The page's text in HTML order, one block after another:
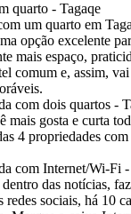
quarto - Tagaqe
um quarto em
opção excelente
mais espaço,
comum e, assim,
com dois quartos -
mais gosta e curta
4 propriedades
com Internet/Wi-Fi -
das notícias,
redes sociais, há 10